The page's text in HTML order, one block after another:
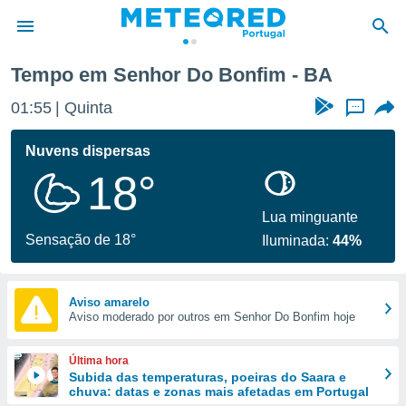
da
foi
fornecidas
a este
das
e
forma
digital
Tempo em Senhor Do Bonfim - BA
01:56 Quinta ...
Nuvens dispersas
18°
Sensação de 18°
Lua minguante
Iluminada:44%
Aviso amarelo
Aviso moderado por outros em Senhor Do Bonfim hoje
Última hora
Subida das temperaturas, poeiras do Saara e
chuva: datas e zonas mais afetadas em Portugal